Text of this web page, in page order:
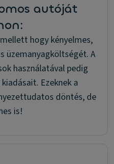
autóját
hogy kényelmes,
üzemanyagköltségét. A
használatával pedig
Ezeknek a
döntés, de
is!